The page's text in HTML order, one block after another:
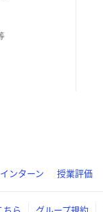
インターン 授業評価